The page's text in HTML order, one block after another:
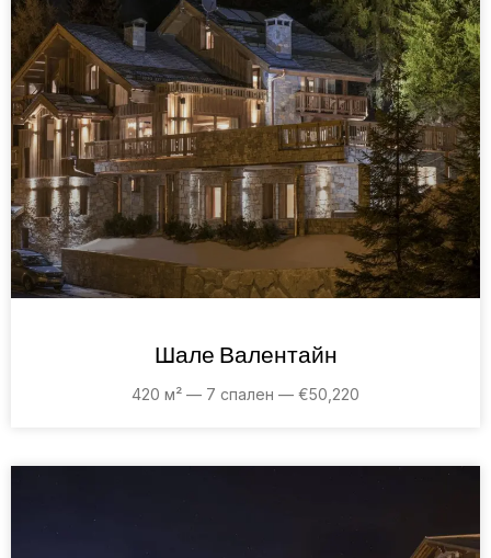
Шале Валентайн
420 м² — 7 спален — €50,220